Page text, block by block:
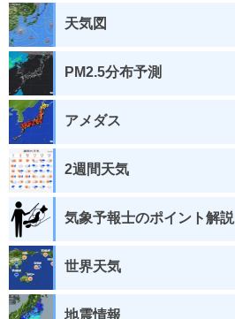
天気図
PM2.5分布予測
アメダス
2週間天気
気象予報士のポイント解説
世界天気
地震情報